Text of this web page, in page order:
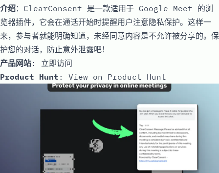
介绍：ClearConsent 是一款适用于 Google Meet 的浏
览器插件，它会在通话开始时提醒用户注意隐私保护。这样一
来，参与者就能明确知道，未经同意内容是不允许被分享的。保
护您的对话，防止意外泄露吧！
产品网站: 立即访问
Product Hunt : View on Product Hunt